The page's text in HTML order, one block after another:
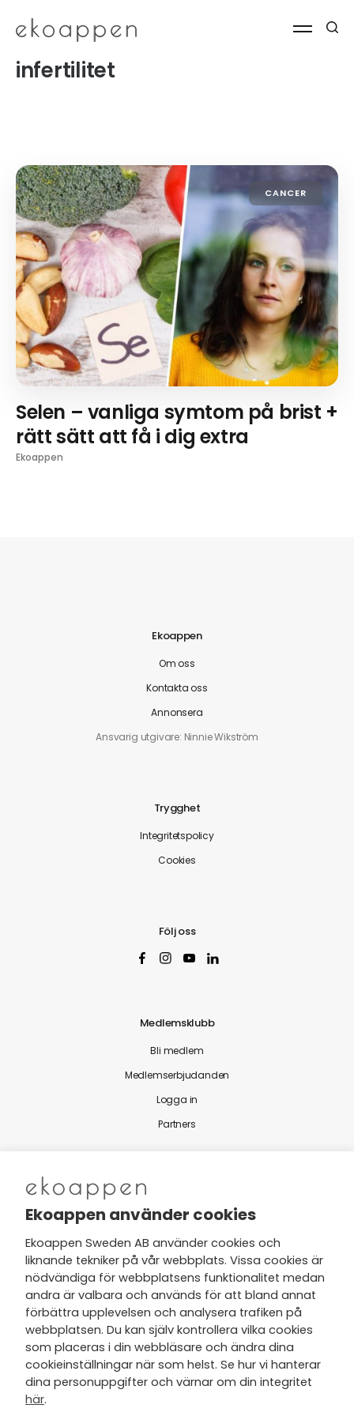
infertilitet
CANCER
Selen – vanliga symtom på brist +
rätt sätt att få i dig extra
Ekoappen
Ekoappen
Om oss
Kontakta oss
Annonsera
Ansvarig utgivare: Ninnie Wikström
Trygghet
Integritetspolicy
Cookies
Följ oss
Medlemsklubb
Bli medlem
Medlemserbjudanden
Logga in
Partners
Nytt från Ekoappen
Jag har tagit del av Ekoappens
personuppgifts- och
integritetspolicyoch tar gärna del
av nyheter, hälsotips och exklusiva
erbjudanden via min e-post.
Ekoappen använder cookies
Ekoappen Sweden AB använder cookies och
liknande tekniker på vår webbplats. Vissa cookies är
nödvändiga för webbplatsens funktionalitet medan
andra är valbara och används för att bland annat
förbättra upplevelsen och analysera trafiken på
webbplatsen. Du kan själv kontrollera vilka cookies
som placeras i din webbläsare och ändra dina
cookieinställningar när som helst. Se hur vi hanterar
dina personuppgifter och värnar om din integritet
här.